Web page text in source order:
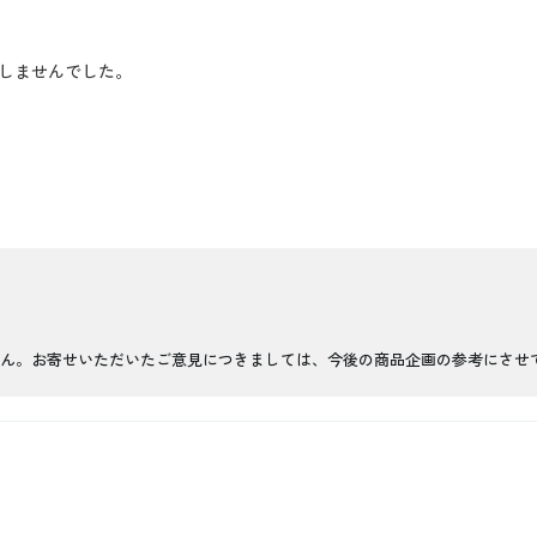
せんでした。
。お寄せいただいたご意見につきましては、今後の商品企画の参考にさ